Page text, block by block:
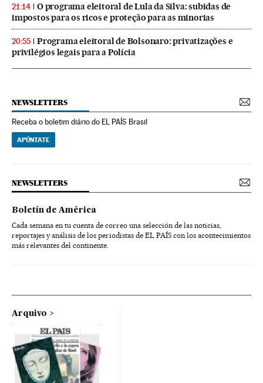
21:14
O programa eleitoral de Lula da Silva: subidas de
impostos para os ricos e proteção para as minorias
20:55
Programa eleitoral de Bolsonaro: privatizações e
privilégios legais para a Polícia
NEWSLETTERS
Receba o boletim diário do EL PAÍS Brasil
APÚNTATE
NEWSLETTERS
Boletín de América
Cada semana en tu cuenta de correo una selección de las noticias,
reportajes y análisis de los periodistas de EL PAÍS con los acontecimientos
más relevantes del continente.
Arquivo